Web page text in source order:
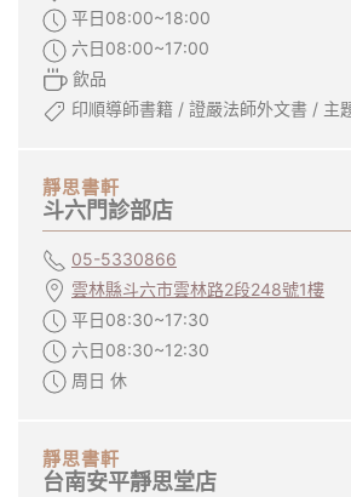
平日08:00~18:00
六日08:00~17:00
飲品
印順導師書籍 / 證嚴法師外文書 / 主
靜思書軒
斗六門診部店
05-5330866
雲林縣斗六市雲林路2段248號1樓
平日08:30~17:30
六日08:30~12:30
周日 休
靜思書軒
台南安平靜思堂店